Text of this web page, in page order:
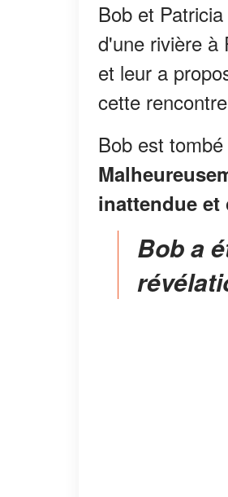
Bob et
d'une rivière à
et leur a
cette
Bob est
inattendue et
Bob a été abasourdi par l'épreuve et les